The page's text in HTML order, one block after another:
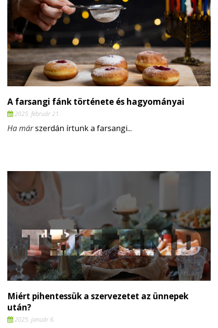
A farsangi fánk története és hagyományai
2025. február 21.
Ha márszerdán írtunk a farsangi...
Miért pihentessük a szervezetet az ünnepek
után?
2025. január 6.